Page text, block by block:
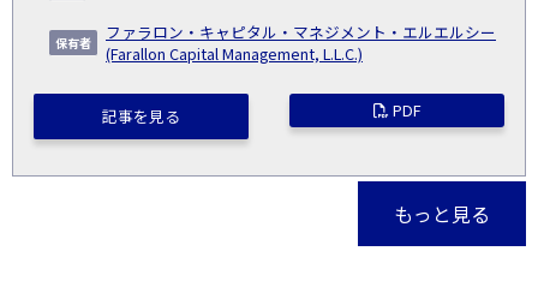
ファラロン・キャピタル・マネジメント・エルエルシー
(Farallon Capital Management, L.L.C.)
記事を見る PDF
もっと見る